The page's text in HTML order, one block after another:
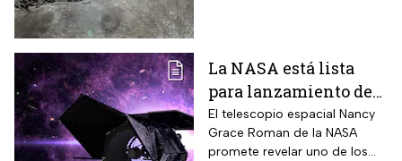
La NASA está lista
para lanzamiento del
telescopio espacial
Nancy Grace Roman
El telescopio espacial Nancy
Grace Roman de la NASA
promete revelar uno de los